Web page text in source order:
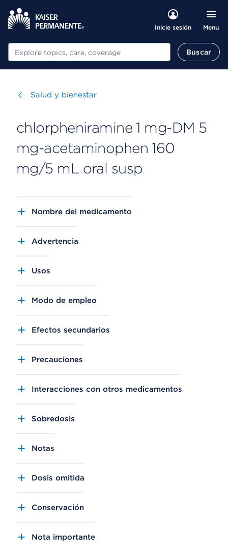
Inicie sesión Menu
Buscar Buscar
Visitar
Salud y bienestar
chlorpheniramine 1 mg-DM 5
mg-acetaminophen 160
mg/5 mL oral susp
Nombre del medicamento
Advertencia
Usos
Modo de empleo
Efectos secundarios
Precauciones
Interacciones con otros medicamentos
Sobredosis
Notas
Dosis omitida
Conservación
Nota importante